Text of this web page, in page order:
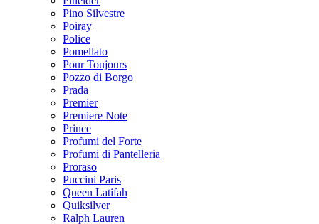
Pino Silvestre
Poiray
Police
Pomellato
Pour Toujours
Pozzo di Borgo
Prada
Premier
Premiere Note
Prince
Profumi del Forte
Profumi di Pantelleria
Proraso
Puccini Paris
Queen Latifah
Quiksilver
Ralph Lauren